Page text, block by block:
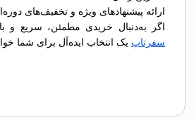
ارائه پیشنهادهای ویژه و تخفیف‌های
اگر به‌دنبال خریدی مطمئن، سریع و
سفرتاپ یک انتخاب ایده‌آل برای شما